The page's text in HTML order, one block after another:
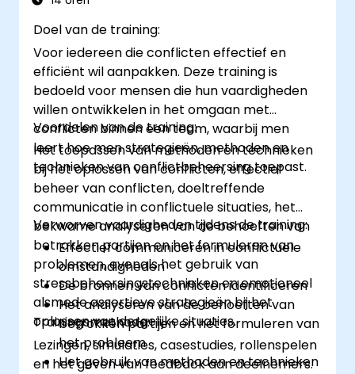
Doel van de training:
Voor iedereen die conflicten effectief en
efficiënt wil aanpakken. Deze training is
bedoeld voor mensen die hun vaardigheden
willen ontwikkelen in het omgaan met
conflicten binnen een team, waarbij men
leert hoe men strategieën, methoden en
technieken van conflictbeheersing toepast.
Voordelen van de training:
Het toepassen van methoden en technieken
bij het oplossen van conflicten, effectief
beheer van conflicten, doeltreffende
communicatie in conflictuele situaties, het
bekwame analyseren van de behoeften van
betrokken partijen en het formuleren van
problemen, evenals het gebruik van
stressbeheersingstechnieken en emotioneel
alsmede assertieve strategieën bij het
oplossen van dergelijke situaties.
Verworven vaardigheden tijdens de training:
Effectief communiceren in conflictuele
omstandigheden
De bronnen van conflicten identificeren
Het analyseren van de behoeften van
betrokken partijen en het formuleren van
het probleem
Het gebruik van methoden en technieken
Trainingsmethode:
Lezingen, simulaties, casestudies, rollenspelen
en het geven van feedback aan deelnemers.